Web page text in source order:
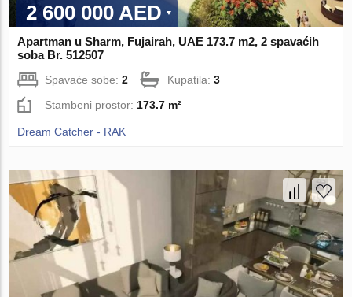
2 600 000 AED
Apartman u Sharm, Fujairah, UAE 173.7 m2, 2 spavaćih
soba Br. 512507
Spavaće sobe:2 Kupatila:3
Stambeni prostor:173.7 m²
Dream Catcher - RAK